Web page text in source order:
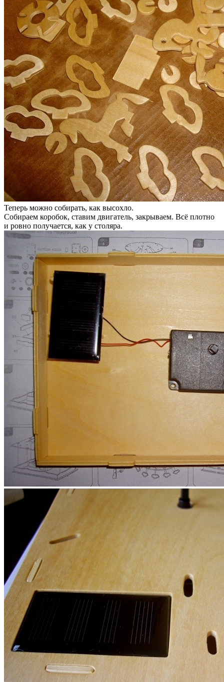
Теперь можно собирать, как высохло.
Собираем коробок, ставим двигатель, закрываем. Всё плотно
и ровно получается, как у столяра.